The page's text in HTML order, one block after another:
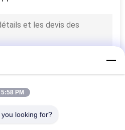
5:58 PM
looking for?